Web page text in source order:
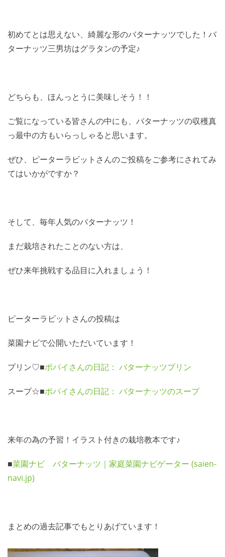
初めてとは思えない、綺麗な形のバターナッツでした！バ
ターナッツ三男坊はグラタンの予定♪
どちらも、ほんっとうに美味しそう！！
ご覧になっている皆さんの中にも、バターナッツの収穫真
っ最中の方もいらっしゃると思います。
ぜひ、ピーターラビットさんのご投稿をご参考にされてみ
てはいかがですか？
そして、毎年人気のバターナッツ！
まだ栽培されたことのない方は、
ぜひ来年挑戦する品目に入れましょう！
ピーターラビットさんの投稿は
菜園ナビで公開いただいています！
プリン♡■ポパイさんの日記： バターナッツプリン
スープ☆■ポパイさんの日記： バターナッツのスープ
来年の為の予習！イラスト付きの栽培教本です♪
■菜園ナビ バターナッツ｜家庭菜園ナビゲーター (saien-
navi.jp)
まとめの過去記事でもとりあげています！